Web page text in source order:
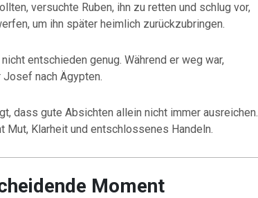
versuchte Ruben, ihn zu retten und schlug vor,
um ihn später heimlich zurückzubringen.
entschieden genug. Während er weg war,
nach Ägypten.
dass gute Absichten allein nicht immer ausreichen.
Mut, Klarheit und entschlossenes Handeln.
Moment